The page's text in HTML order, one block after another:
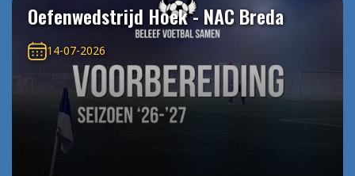
Oefenwedstrijd Hoek - NAC Breda
14-07-2026